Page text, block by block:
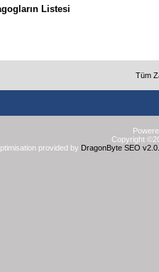
Listesi
Tüm
Copyright
provided by DragonByte SEO